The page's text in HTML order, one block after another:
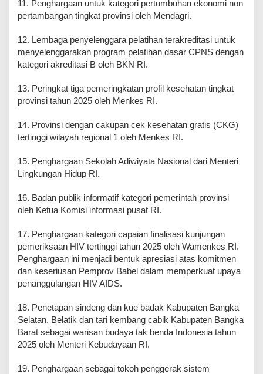
11. Penghargaan untuk kategori pertumbuhan ekonomi non
pertambangan tingkat provinsi oleh Mendagri.
12. Lembaga penyelenggara pelatihan terakreditasi untuk
menyelenggarakan program pelatihan dasar CPNS dengan
kategori akreditasi B oleh BKN RI.
13. Peringkat tiga pemeringkatan profil kesehatan tingkat
provinsi tahun 2025 oleh Menkes RI.
14. Provinsi dengan cakupan cek kesehatan gratis (CKG)
tertinggi wilayah regional 1 oleh Menkes RI.
15. Penghargaan Sekolah Adiwiyata Nasional dari Menteri
Lingkungan Hidup RI.
16. Badan publik informatif kategori pemerintah provinsi
oleh Ketua Komisi informasi pusat RI.
17. Penghargaan kategori capaian finalisasi kunjungan
pemeriksaan HIV tertinggi tahun 2025 oleh Wamenkes RI.
Penghargaan ini menjadi bentuk apresiasi atas komitmen
dan keseriusan Pemprov Babel dalam memperkuat upaya
penanggulangan HIV AIDS.
18. Penetapan sindeng dan kue badak Kabupaten Bangka
Selatan, Belatik dan tari kembang cabik Kabupaten Bangka
Barat sebagai warisan budaya tak benda Indonesia tahun
2025 oleh Menteri Kebudayaan RI.
19. Penghargaan sebagai tokoh penggerak sistem